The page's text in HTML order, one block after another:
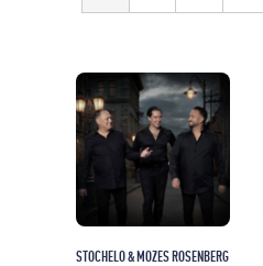
STOCHELO & MOZES ROSENBERG